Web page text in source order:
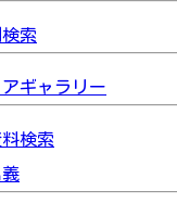
索
アギャラリー
検索